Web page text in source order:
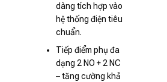
dàng tích hợp vào
hệ thống điện tiêu
chuẩn.
Tiếp điểm phụ đa
dạng 2 NO + 2 NC
– tăng cường khả